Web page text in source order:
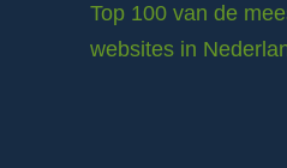
Top 100 van de
websites in